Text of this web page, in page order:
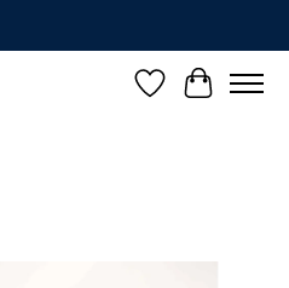
Verlanglijst